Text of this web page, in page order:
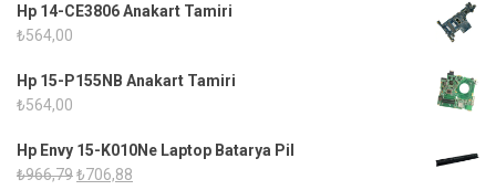
Hp 14-CE3806 Anakart Tamiri
₺564,00
Hp 15-P155NB Anakart Tamiri
₺564,00
Hp Envy 15-K010Ne Laptop Batarya Pil
₺966,79Orijinal
₺706,88